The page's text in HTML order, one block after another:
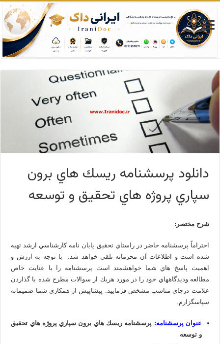
دانلود پرسشنامه ريسك هاي برون
سپاري پروژه هاي تحقيق و توسعه
شرح مختصر:
احتراماً پرسشنامه حاضر در راستاي تحقيق پايان نامه كارشناسي ارشد تهيه
شده است و اطلاعات آن محرمانه تلقي خواهد شد. با توجه به ارزش و
اهميت پاسخ هاي شما خواهشمند است پرسشنامه را با عنايت خاص
مطالعه وديدگاههاي خود را در مورد هريك از سوالات مطرح شده با گذاردن
علامت درجاي مناسب مشخص فرماييد. پیشاپیش از همکاری شما صمیمانه
سپاسگزارم.
عنوان پرسشنامه: پرسشنامه ريسك هاي برون سپاري پروژه هاي تحقيق
و توسعه